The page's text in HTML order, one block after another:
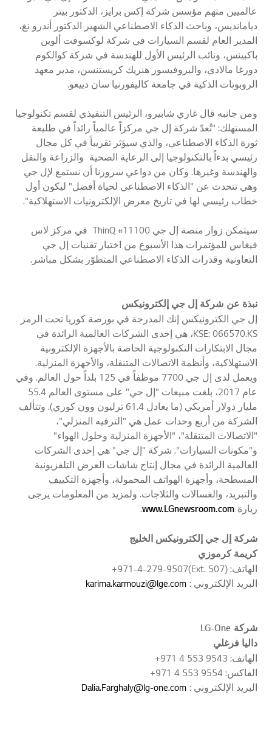
عالميين منهم مؤسس شركة إكس برايز، الدكتور بيتر
ديامانديس، وباحث الذكاء الاصطناعي الشهير الدكتور أندرو نغ،
المدير العام لقسم السيارات في شركة لوكسوفت ألوين
باكبينس، ونائب الرئيس الأول للهندسة في شركة كوالكوم
دورغا مالادي، والبروفيسور هنريك كريستنسن، مدير معهد
الروبوتات الذكية في جامعة كاليفورنيا سان دييغو.
ومن جانبه قال غاري شابيرو، الرئيس التنفيذي لقسم تكنولوجيا
المستهلك: "تُعدّ شركة إل جي مركزاً عالمياً رائداً في طليعة
ثورة الذكاء الاصطناعي، والذي سيؤثر تقريباً في كل مجال
رئيسي بدءاً بالتكنولوجيا إلى الرعاية الصحية والزراعة والنقل
والهندسة وغيرها. وكان من دواعي سرورنا أن نستمع لإل جي
وهي تتحدث عن "الذكاء الاصطناعي لحياة أفضل" ليكون أول
خطاب رئيسي لها في تاريخ معرض الإلكترونيات الاستهلاكية".
سيتمكن زوار منصة إل جي ThinQ #11100 في مركز لاس
فيغاس للمؤتمرات هذا الأسبوع من اختبار تقنيات إل جي
التعاونية وقدرات الذكاء الاصطناعي المتطوّر بشكل مباشر.
نبذة عن شركة إل جي إلكترونيكس
إل جي الكترونيكس إنك المدرجة في بورصة كوريا تحت الرمز
KSE: 066570.KS، هي إحدى الشركات العالمية الرائدة في
مجال الابتكارات التكنولوجية الخاصة بالأجهزة الإلكترونية
الاستهلاكية، وأنظمة الاتصالات المتنقلة، والأجهزة المنزلية.
ويعمل لدى إل جي 7700 موظفاً في 125 بلداً حول العالم. وفي
عام 2017، بلغت مبيعات "إل جي" على مستوى العالم 55.4
مليار دولار أمريكي (ما يعادل 61.4 ترليون وون كوري). وتتألف
الشركة من أربع وحدات عمل هي "الترفيه المنزلي"،
"الاتصالات المتنقلة"، "الأجهزة المنزلية وحلول الهواء"
و"مكونات السيارات". شركة "إل جي" هي إحدى الشركات
العالمية الرائدة في مجال إنتاج شاشات العرض التلفزيونية
المسطحة، وأجهزة الهواتف المحمولة، وأجهزة التكييف
والتبريد، والغسالات والثلاجات. ولمزيد من المعلومات يرجى
زيارة www.LGnewsroom.com
.
شركة إل جي إلكترونيكس الخليج
كريمة كرموزي
الهاتف: (Ext. 507)971-4-279-9507+
البريد الإلكتروني : karima.karmouzi@lge.com
شركة LG-One
داليا فرغلي
الهاتف: 9543 553 4 971+
الفاكس: 9554 553 4 971+
البريد الإلكتروني : Dalia.Farghaly@lg-one.com